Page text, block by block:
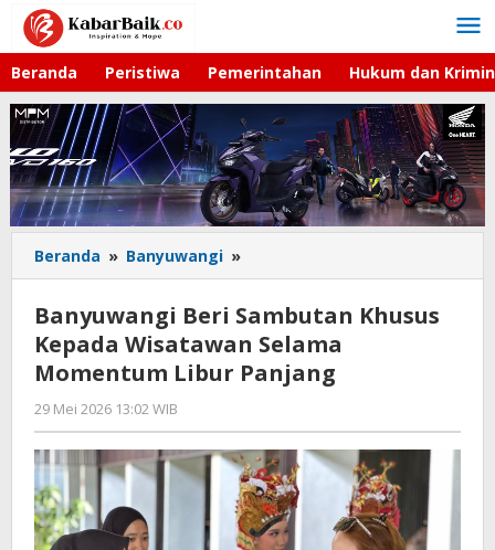
Lewati
konten
Beranda Peristiwa Pemerintahan Hukum dan
Beranda » Banyuwangi »
Beri
Sambutan
Khusus
Kepada
Wisatawan
Panjang
Banyuwangi Beri Sambutan Khusus
Kepada Wisatawan Selama
Momentum Libur Panjang
29 Mei 2026 13:02 WIB
Faisal